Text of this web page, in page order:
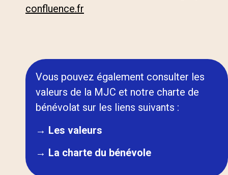
confluence.fr
Vous pouvez également consulter les
valeurs de la MJC et notre charte de
bénévolat sur les liens suivants :
→ Les valeurs
→ La charte du bénévole